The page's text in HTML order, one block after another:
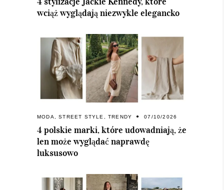
wciąż wyglądają niezwykle elegancko
MODA,STREET STYLE ,TRENDY 07/10/2026
4 polskie marki, które udowadniają, że
len może wyglądać naprawdę
luksusowo